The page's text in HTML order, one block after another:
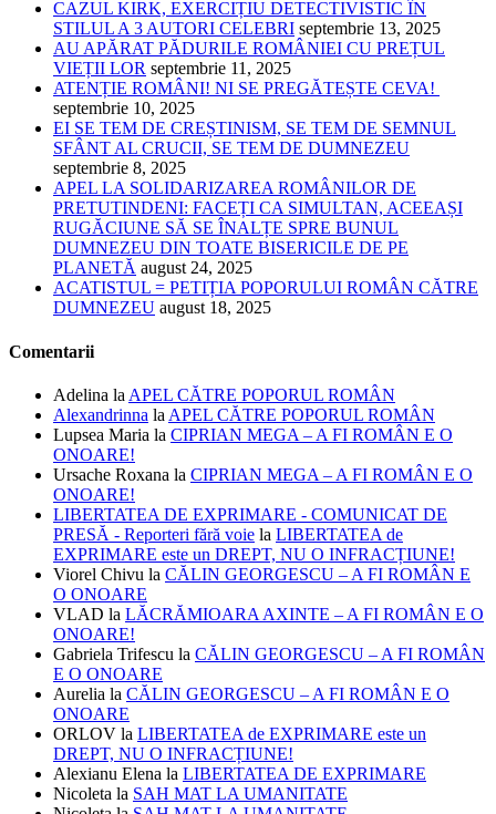
CAZUL KIRK, EXERCIȚIU DETECTIVISTIC ÎN
STILUL A 3 AUTORI CELEBRI septembrie 13, 2025
AU APĂRAT PĂDURILE ROMÂNIEI CU PREȚUL
VIEȚII LOR septembrie 11, 2025
ATENȚIE ROMÂNI! NI SE PREGĂTEȘTE CEVA!
septembrie 10, 2025
EI SE TEM DE CREȘTINISM, SE TEM DE SEMNUL
SFÂNT AL CRUCII, SE TEM DE DUMNEZEU
septembrie 8, 2025
APEL LA SOLIDARIZAREA ROMÂNILOR DE
PRETUTINDENI: FACEȚI CA SIMULTAN, ACEEAȘI
RUGĂCIUNE SĂ SE ÎNALȚE SPRE BUNUL
DUMNEZEU DIN TOATE BISERICILE DE PE
PLANETĂ august 24, 2025
ACATISTUL = PETIȚIA POPORULUI ROMÂN CĂTRE
DUMNEZEU august 18, 2025
Comentarii
Adelina la APEL CĂTRE POPORUL ROMÂN
Alexandrinna la APEL CĂTRE POPORUL ROMÂN
Lupsea Maria la CIPRIAN MEGA – A FI ROMÂN E O
ONOARE!
Ursache Roxana la CIPRIAN MEGA – A FI ROMÂN E O
ONOARE!
LIBERTATEA DE EXPRIMARE - COMUNICAT DE
PRESĂ - Reporteri fără voie la LIBERTATEA de
EXPRIMARE este un DREPT, NU O INFRACȚIUNE!
Viorel Chivu la CĂLIN GEORGESCU – A FI ROMÂN E
O ONOARE
VLAD la LĂCRĂMIOARA AXINTE – A FI ROMÂN E O
ONOARE!
Gabriela Trifescu la CĂLIN GEORGESCU – A FI ROMÂN
E O ONOARE
Aurelia la CĂLIN GEORGESCU – A FI ROMÂN E O
ONOARE
ORLOV la LIBERTATEA de EXPRIMARE este un
DREPT, NU O INFRACȚIUNE!
Alexianu Elena la LIBERTATEA DE EXPRIMARE
Nicoleta la SAH MAT LA UMANITATE